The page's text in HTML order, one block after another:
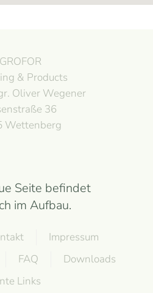
& Products
Oliver Wegener
36
Wettenberg
Seite befindet
im Aufbau.
Impressum
FAQ
Downloads
Links